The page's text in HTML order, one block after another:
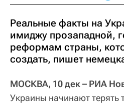
Реальные факты на
имиджу прозападной,
реформам страны,
создать, пишет
МОСКВА, 10 дек – РИА
Украины начинают терять